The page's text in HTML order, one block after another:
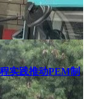
实践推动PEM制